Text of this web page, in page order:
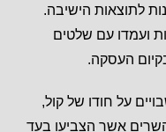
לתוצאות הישיבה.
ועמדו עם שלטים
העסקה.
על חודו של קול,
אשר הצביעו בעד